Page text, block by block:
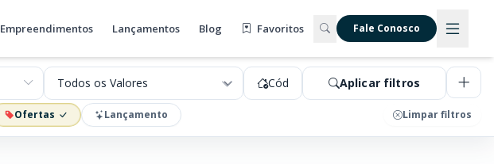
Empreendimentos Lançamentos Blog Favoritos Fale Conosco
Valores Cód Aplicar filtros
Ofertas Lançamento Limpar filtros